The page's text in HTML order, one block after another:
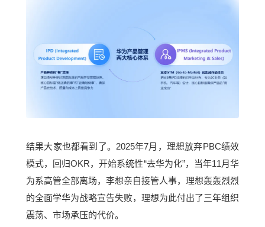
结果大家也都看到了。2025年7月，理想放弃PBC绩效
模式，回归OKR，开始系统性“去华为化”，当年11月华
为系高管全部离场，李想亲自接管人事，理想轰轰烈烈
的全面学华为战略宣告失败，理想为此付出了三年组织
震荡、市场承压的代价。